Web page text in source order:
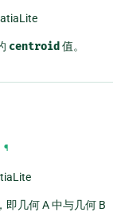
centroid值。
¶
几何 A 中与几何 B